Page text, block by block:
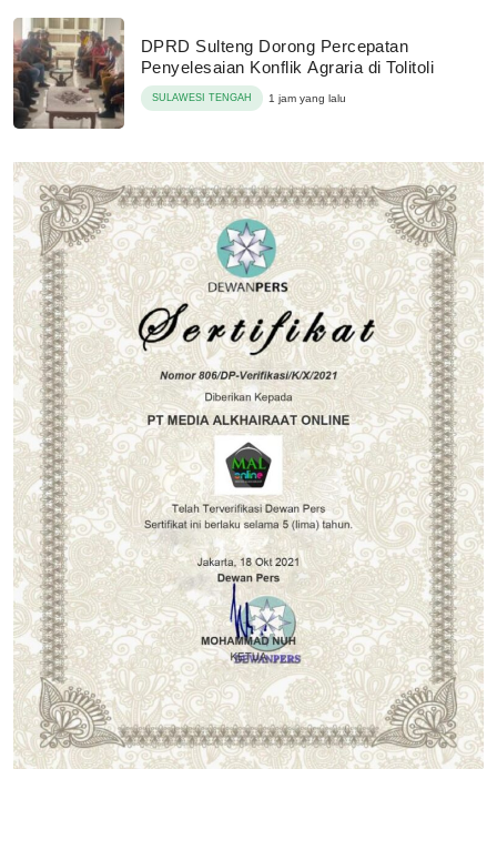
DPRD Sulteng Dorong Percepatan
Penyelesaian Konflik Agraria di Tolitoli
SULAWESI TENGAH 1 jam yang lalu